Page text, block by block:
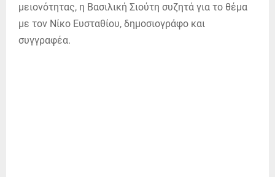
μειονότητας, η Βασιλική Σιούτη συζητά για το θέμα
με τον Νίκο Ευσταθίου, δημοσιογράφο και
συγγραφέα.